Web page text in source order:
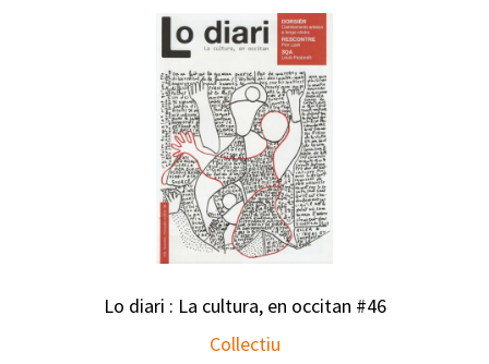
Lo diari : La cultura, en occitan #46
Collectiu